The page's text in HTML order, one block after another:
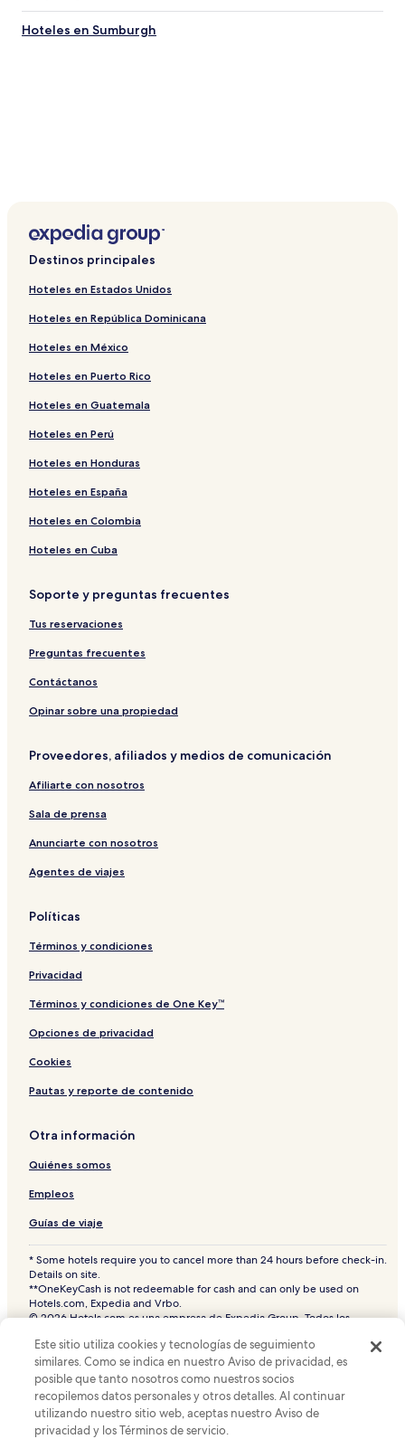
Hoteles en Sumburgh
Destinos principales
Hoteles en Estados Unidos
Hoteles en República Dominicana
Hoteles en México
Hoteles en Puerto Rico
Hoteles en Guatemala
Hoteles en Perú
Hoteles en Honduras
Hoteles en España
Hoteles en Colombia
Hoteles en Cuba
Soporte y preguntas frecuentes
Tus reservaciones
Preguntas frecuentes
Contáctanos
Opinar sobre una propiedad
Proveedores, afiliados y medios de comunicación
Afiliarte con nosotros
Sala de prensa
Anunciarte con nosotros
Agentes de viajes
Políticas
Términos y condiciones
Privacidad
Términos y condiciones de One Key™
Opciones de privacidad
Cookies
Pautas y reporte de contenido
Otra información
Quiénes somos
Empleos
Guías de viaje
* Some hotels require you to cancel more than 24 hours before check-in.
Details on site.
**OneKeyCash is not redeemable for cash and can only be used on
Hotels.com, Expedia and Vrbo.
© 2026 Hotels.com es una empresa de Expedia Group. Todos los
Hoteles.com y el logotipo de Hoteles.com son marcas comerciales o
marcas comerciales registradas de Hotels.com, L.P. CST# 2029030-50.
Este sitio utiliza cookies y tecnologías de seguimiento
similares. Como se indica en nuestro Aviso de privacidad, es
posible que tanto nosotros como nuestros socios
recopilemos datos personales y otros detalles. Al continuar
utilizando nuestro sitio web, aceptas nuestro Aviso de
privacidad y los Términos de servicio.